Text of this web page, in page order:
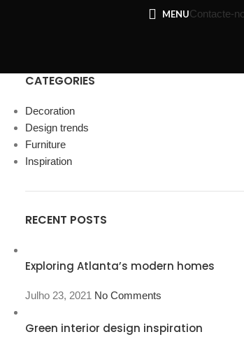
MENUContacte-
CATEGORIES
Decoration
Design trends
Furniture
Inspiration
RECENT POSTS
Exploring Atlanta’s modern homes
Julho 23, 2021 No Comments
Green interior design inspiration